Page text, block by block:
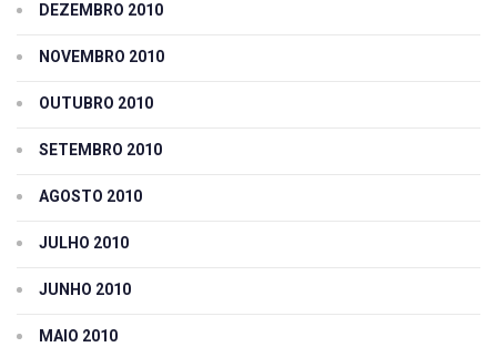
DEZEMBRO 2010
NOVEMBRO 2010
OUTUBRO 2010
SETEMBRO 2010
AGOSTO 2010
JULHO 2010
JUNHO 2010
MAIO 2010